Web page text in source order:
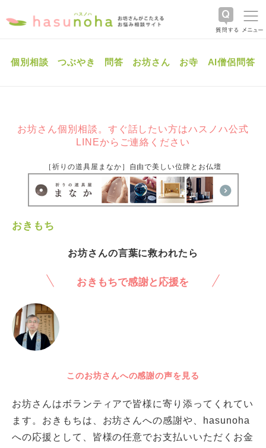
個別相談 つぶやき 問答 お坊さん お寺 AI僧侶問答
お坊さん個別相談。すぐ話したい方はハスノハ公式
LINEからご連絡ください
［祈りの道具屋まなか］自由で美しい位牌とお仏壇
おきもち
お坊さんの言葉に救われたら
おきもちで感謝と応援を
このお坊さんへの感謝の声を見る
お坊さんはボランティアで皆様に寄り添ってくれてい
ます。おきもちは、お坊さんへの感謝や、hasunoha
への応援として、皆様の任意でお支払いいただくお金